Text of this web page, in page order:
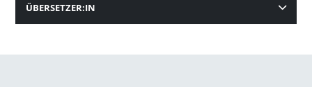
ÜBERSETZER:IN